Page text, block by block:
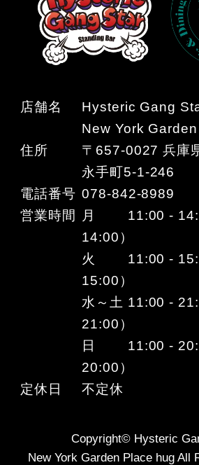
店舗名
Hysteric Gang
New York
住所
〒657-0027 兵庫
永手町5-1-246
電話番号 078-842-8989
営業時間
月 11:00 -
14:00）
火 11:00 -
15:00）
水～土 11:00 -
21:00）
日 11:00 -
20:00）
定休日
不定休
Copyright© Hysteric
New York Garden Place hug All